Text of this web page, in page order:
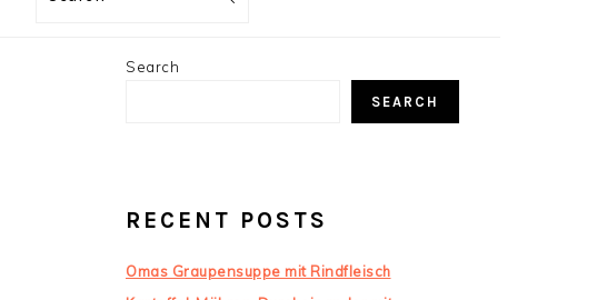
PRIMARY
Search
SEARCH
RECENT POSTS
Omas Graupensuppe mit Rindfleisch